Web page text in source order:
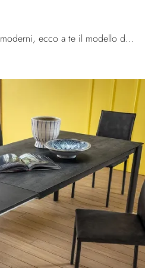
Se desideri tavoli allungabili moderni, ecco a te il modello da pranzo in HPL Aaron Super del marchio La Primavera.